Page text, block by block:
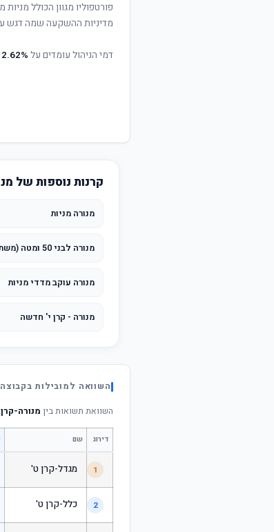
פורטפוליו מגוון הכולל
מדיניות ההשקעה שמה דגש על
דמי הניהול עומדים על 2.62%
קרנות נוספות של
מנורה מניות
מנורה לבני 50 ומטה (משת)
מנורה עוקב מדדי מניות
מנורה - קרן י' חדשה
השוואה למובילות בקבוצה
השוואת תשואות בין מנורה-
דירוג שם
1 מגדל-קרן ט'
2 כלל-קרן ט'